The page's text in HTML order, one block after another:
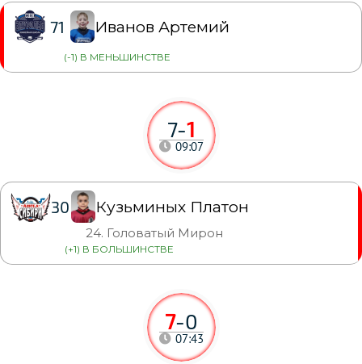
7-0
07:43
7-1
09:07
30 Кузьминых Платон
24. Головатый Мирон
(+1) В БОЛЬШИНСТВЕ
71 Иванов Артемий
(-1) В МЕНЬШИНСТВЕ